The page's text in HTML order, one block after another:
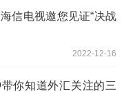
信电视邀您见证“决战
2022-12-16
你知道外汇关注的三